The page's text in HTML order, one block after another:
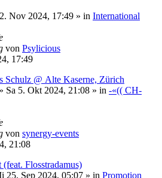
Nov 2024, 17:49 » in International
von Psylicious
17:49
Schulz @ Alte Kaserne, Zürich
» Sa 5. Okt 2024, 21:08 » in -«(( CH-
von synergy-events
21:08
Flosstradamus)
25. Sep 2024, 05:07 » in Promotion